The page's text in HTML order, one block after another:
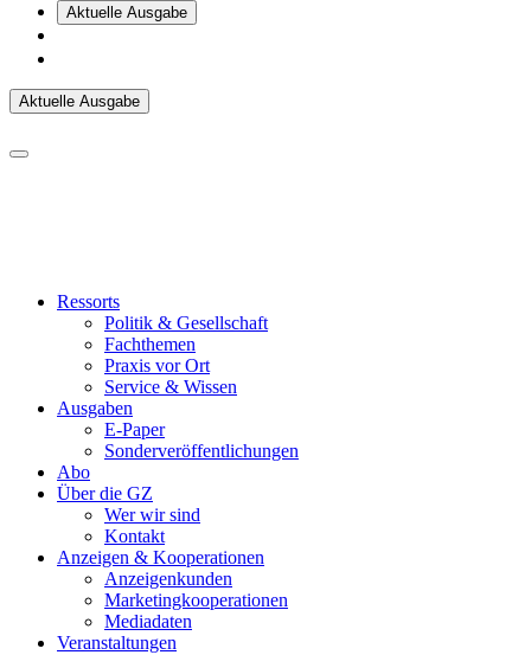
Aktuelle Ausgabe
Aktuelle Ausgabe
Ressorts
Politik & Gesellschaft
Fachthemen
Praxis vor Ort
Service & Wissen
Ausgaben
E-Paper
Sonderveröffentlichungen
Abo
Über die GZ
Wer wir sind
Kontakt
Anzeigen & Kooperationen
Anzeigenkunden
Marketingkooperationen
Mediadaten
Veranstaltungen